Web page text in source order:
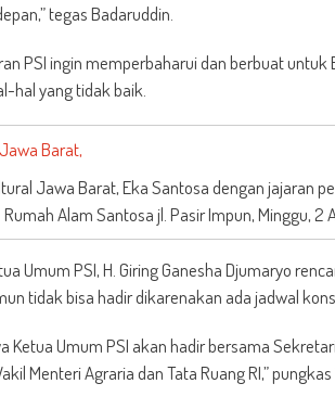
tegas Badaruddin.
PSI ingin memperbaharui dan berbuat untuk
hal yang tidak baik.
Jawa Barat, Eka Santosa dengan jajaran
Rumah Alam Santosa jl. Pasir Impun, Minggu, 2
Umum PSI, H. Giring Ganesha Djumaryo
tidak bisa hadir dikarenakan ada jadwal
Ketua Umum PSI akan hadir bersama
Menteri Agraria dan Tata Ruang RI,”